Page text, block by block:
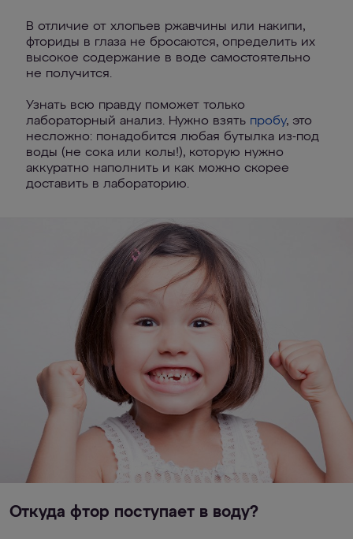
В отличие от хлопьев ржавчины или накипи,
фториды в глаза не бросаются, определить их
высокое содержание в воде самостоятельно
не получится.
Узнать всю правду поможет только
лабораторный анализ. Нужно взять пробу, это
несложно: понадобится любая бутылка из-под
воды (не сока или колы!), которую нужно
аккуратно наполнить и как можно скорее
доставить в лабораторию.
Откуда фтор поступает в воду?